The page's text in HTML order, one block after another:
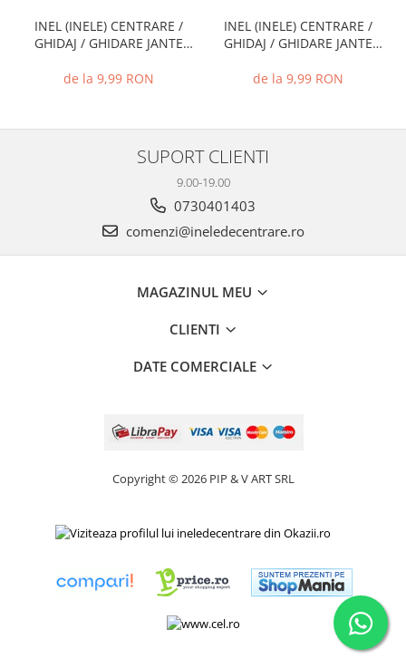
INEL (INELE) CENTRARE /
GHIDAJ / GHIDARE JANTE
de la 9,99 RON
INEL (INELE) CENTRARE /
GHIDAJ / GHIDARE JANTE
de la 9,99 RON
SUPORT CLIENTI
9.00-19.00
0730401403
comenzi@ineledecentrare.ro
MAGAZINUL MEU
CLIENTI
DATE COMERCIALE
Copyright © 2026 PIP & V ART SRL